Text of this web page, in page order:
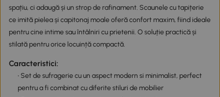
spațiu, ci adaugă și un strop de rafinament. Scaunele cu tapițerie
ce imită pielea și capitonaj moale oferă confort maxim, fiind ideale
pentru cine intime sau întâlniri cu prietenii. O soluție practică și
stilată pentru orice locuință compactă.
Caracteristici:
• Set de sufragerie cu un aspect modern si minimalist, perfect
pentru a fi combinat cu diferite stiluri de mobilier